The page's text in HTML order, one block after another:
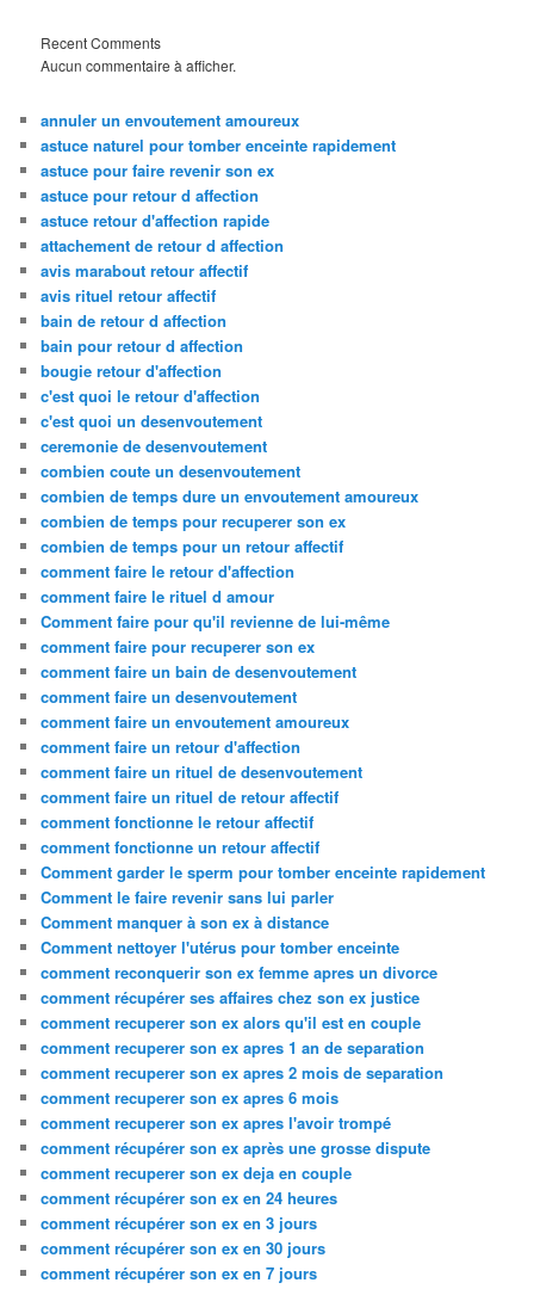
Recent Comments
Aucun commentaire à afficher.
annuler un envoutement amoureux
astuce naturel pour tomber enceinte rapidement
astuce pour faire revenir son ex
astuce pour retour d affection
astuce retour d'affection rapide
attachement de retour d affection
avis marabout retour affectif
avis rituel retour affectif
bain de retour d affection
bain pour retour d affection
bougie retour d'affection
c'est quoi le retour d'affection
c'est quoi un desenvoutement
ceremonie de desenvoutement
combien coute un desenvoutement
combien de temps dure un envoutement amoureux
combien de temps pour recuperer son ex
combien de temps pour un retour affectif
comment faire le retour d'affection
comment faire le rituel d amour
Comment faire pour qu'il revienne de lui-même
comment faire pour recuperer son ex
comment faire un bain de desenvoutement
comment faire un desenvoutement
comment faire un envoutement amoureux
comment faire un retour d'affection
comment faire un rituel de desenvoutement
comment faire un rituel de retour affectif
comment fonctionne le retour affectif
comment fonctionne un retour affectif
Comment garder le sperm pour tomber enceinte rapidement
Comment le faire revenir sans lui parler
Comment manquer à son ex à distance
Comment nettoyer l'utérus pour tomber enceinte
comment reconquerir son ex femme apres un divorce
comment récupérer ses affaires chez son ex justice
comment recuperer son ex alors qu'il est en couple
comment recuperer son ex apres 1 an de separation
comment recuperer son ex apres 2 mois de separation
comment recuperer son ex apres 6 mois
comment recuperer son ex apres l'avoir trompé
comment récupérer son ex après une grosse dispute
comment recuperer son ex deja en couple
comment récupérer son ex en 24 heures
comment récupérer son ex en 3 jours
comment récupérer son ex en 30 jours
comment récupérer son ex en 7 jours